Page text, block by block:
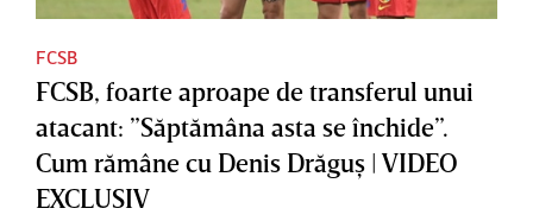
FCSB
FCSB, foarte aproape de transferul unui
atacant: ”Săptămâna asta se închide”.
Cum rămâne cu Denis Drăguş | VIDEO
EXCLUSIV